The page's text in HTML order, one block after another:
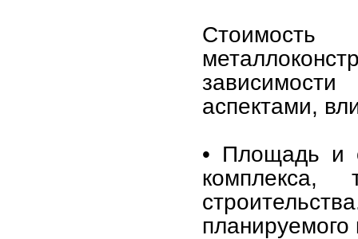
Стоимость
аспектами,
• Площадь и